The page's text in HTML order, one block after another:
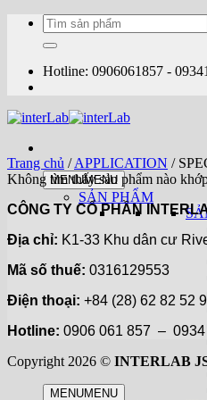
dung
Tìm
kiếm:
Hotline: 0906061857 -
MENUMENU
SẢN PHẨM
Trang chủ / APPLICATION /
Không tìm thấy sản phẩm nào
CÔNG TY CỔ PHẦN
Địa chỉ: K1-33 Khu dân cư
Mã số thuế: 0316129553
Điện thoại: +84 (28) 62 82
Hotline: 0906 061 857 – 0934
Copyright 2026 © INTERLAB
MENUMENU